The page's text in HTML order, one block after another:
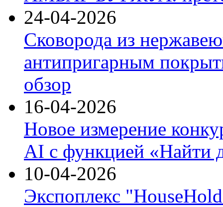
24-04-2026
Сковорода из
антипригарным
обзор
16-04-2026
Новое измерение
AI с функцией «Найти
10-04-2026
Экспоплекс